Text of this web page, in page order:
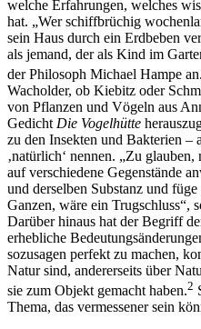
welche Erfahrungen, welches
hat. „Wer schiffbrüchig
sein Haus durch ein Erdbeben
als jemand, der als Kind im
der Philosoph Michael Hampe an.
Wacholder, ob Kiebitz oder
von Pflanzen und Vögeln aus
Gedicht Die Vogelhütte
zu den Insekten und Bakterien –
‚natürlich‘ nennen. „Zu
auf verschiedene Gegenstände
und derselben Substanz und
Ganzen, wäre ein Trugschluss“,
Darüber hinaus hat der Begriff
erhebliche
sozusagen perfekt zu machen,
Natur sind, andererseits über
sie zum Objekt gemacht haben.2
Thema, das vermessener sein